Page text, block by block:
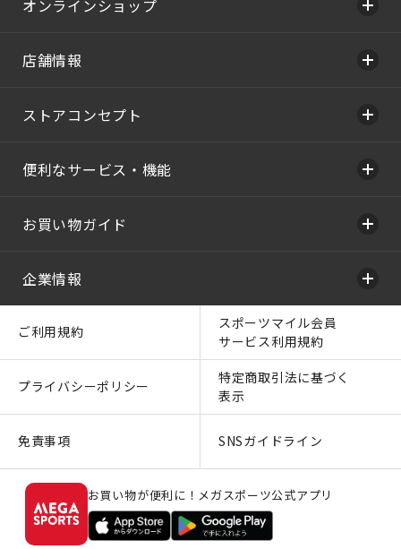
オンラインショップ
店舗情報
ストアコンセプト
便利なサービス・機能
お買い物ガイド
企業情報
ご利用規約
スポーツマイル会員
サービス利用規約
プライバシーポリシー
特定商取引法に基づく
表示
免責事項 SNSガイドライン
お買い物が便利に！メガスポーツ公式アプリ